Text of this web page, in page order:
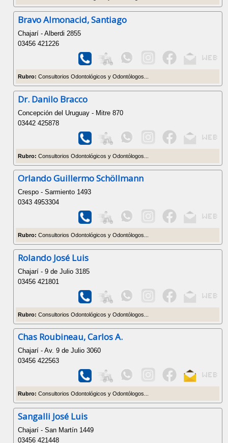
Bravo Almonacid, Santiago
Chajarí - Alberdi 2855
03456 421226
Rubro: Consultorios Odontológicos y Odontólogos...
Dr. Danilo Bracco
Concepción del Uruguay - Mitre 870
03442 425878
Rubro: Consultorios Odontológicos y Odontólogos...
Orlando Guillermo Schöllmann
Crespo - Sarmiento 1493
0343 4953304
Rubro: Consultorios Odontológicos y Odontólogos...
Rolando José Luis
Chajarí - 9 de Julio 3185
03456 421801
Rubro: Consultorios Odontológicos y Odontólogos...
Chas Roubineau, Carlos A.
Chajarí - Av. 9 de Julio 3060
03456 422563
Rubro: Consultorios Odontológicos y Odontólogos...
Sangalli José Luis
Chajarí - San Martín 1449
03456 421448